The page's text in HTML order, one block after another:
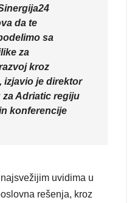
da te
sa
za
kroz
izjavio je direktor
Adriatic regiju
konferencije
uvidima u
rešenja, kroz